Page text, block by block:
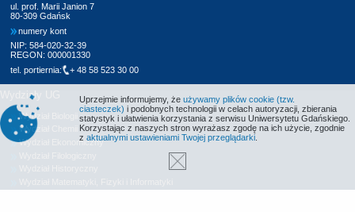
ul. prof. Marii Janion 7
80-309 Gdańsk
numery kont
NIP: 584-020-32-39
REGON: 000001330
tel. portiernia:
+ 48 58 523 30 00
Wydziały UG
Wydział Biologii
Wydział Chemii
Wydział Ekonomiczny
Uprzejmie informujemy, że używamy plików cookie (tzw.
ciasteczek) i podobnych technologii w celach autoryzacji, zbierania
statystyk i ułatwienia korzystania z serwisu Uniwersytetu Gdańskiego.
Korzystając z naszych stron wyrażasz zgodę na ich użycie, zgodnie
z aktualnymi ustawieniami Twojej przeglądarki